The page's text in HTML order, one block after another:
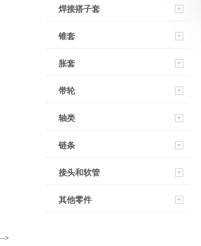
焊接搭子套
锥套
胀套
带轮
轴类
链条
接头和软管
其他零件
-->